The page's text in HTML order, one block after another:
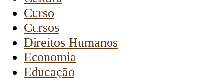
Curso
Cursos
Direitos Humanos
Economia
Educação